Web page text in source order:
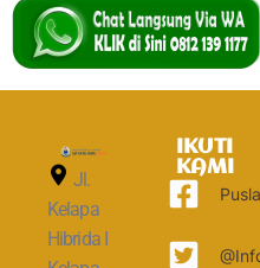
Jl.
Kelapa
Hibrida I
IKUTI
KAMI